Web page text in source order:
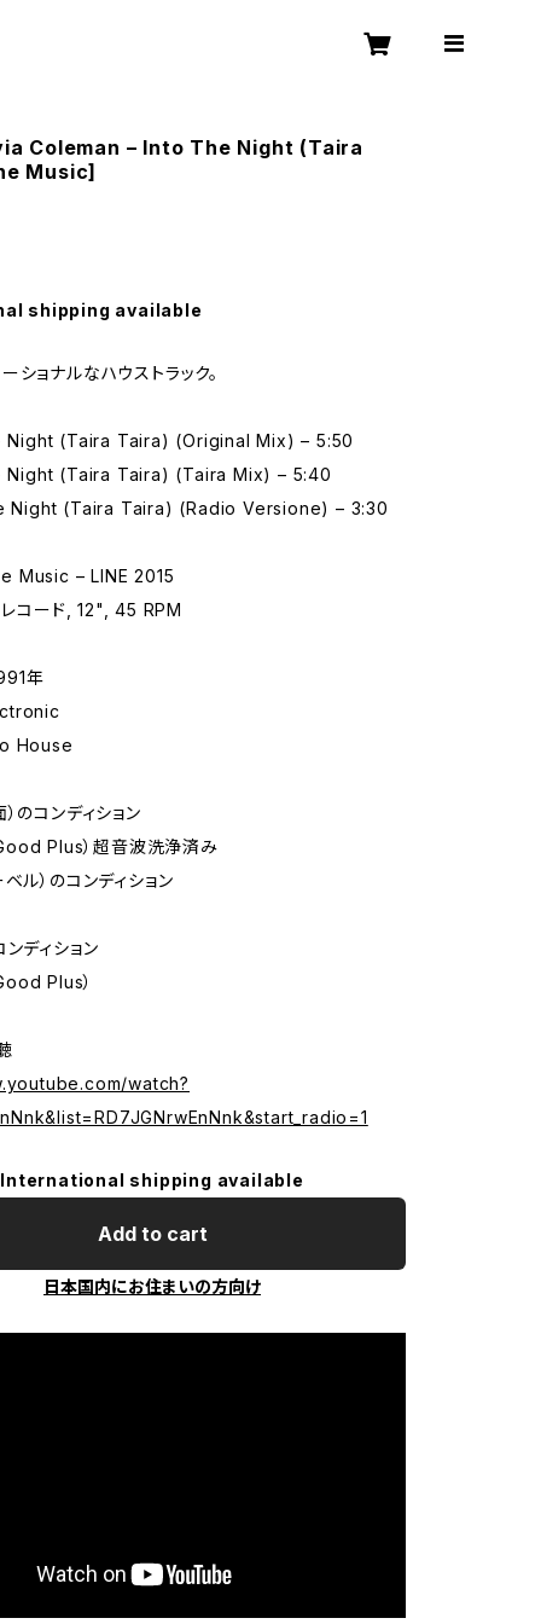
Coleman – Into The Night (Taira
Music]
shipping available
ショナルなハウストラック。
Night (Taira Taira) (Original Mix) – 5:50
Night (Taira Taira) (Taira Mix) – 5:40
Night (Taira Taira) (Radio Versione) – 3:30
Music – LINE 2015
レコード, 12", 45 RPM
年
House
のコンディション
Plus）超音波洗浄済み
ル）のコンディション
ンディション
Plus）
watch?
International shipping available
Add to cart
日本国内にお住まいの方向け